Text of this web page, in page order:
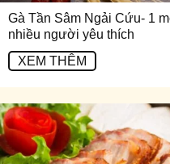
Gà Tần Sâm Ngải Cứu- 1
nhiều người yêu thích
XEM THÊM